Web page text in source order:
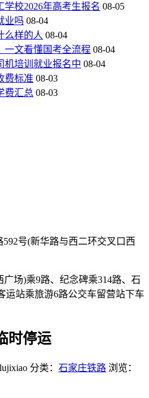
校2026年高考生报名 08-05
业吗 08-04
么样的人 08-04
一文看懂国考全流程 08-04
机培训就业报名中 08-04
费标准 08-03
费汇总 08-03
号(新华路与西二环交叉口西
广场)乘9路、纪念碑乘314路、石
运站乘旅游6路公交车留营站下车
时停运
分类： 石家庄铁路 浏览：